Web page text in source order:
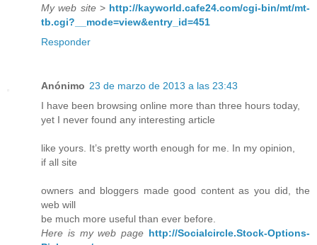
My web site> http://kayworld.cafe24.com/cgi-bin/mt/mt-
tb.cgi?__mode=view&entry_id=451
Responder
Anónimo 23 de marzo de 2013 a las 23:43
I have been browsing online more than three hours today,
yet I never found any interesting article
like yours. It’s pretty worth enough for me. In my opinion,
if all site
owners and bloggers made good content as you did, the
web will
be much more useful than ever before.
Here is my web page http://Socialcircle.Stock-Options-